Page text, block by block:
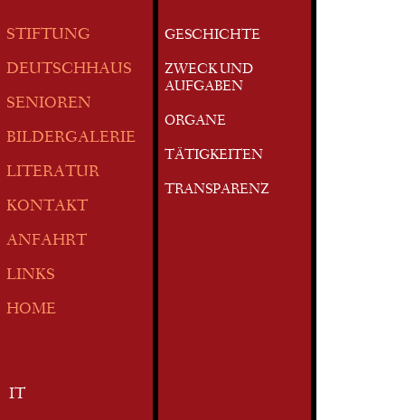
STIFTUNG
DEUTSCHHAUS
SENIOREN
BILDERGALERIE
LITERATUR
KONTAKT
ANFAHRT
LINKS
HOME
IT
GESCHICHTE
ZWECK UND
AUFGABEN
ORGANE
TÄTIGKEITEN
TRANSPARENZ